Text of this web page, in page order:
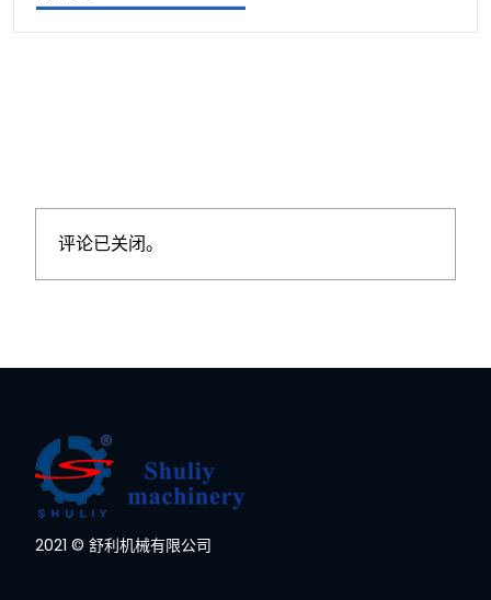
评论已关闭。
2021 © 舒利机械有限公司